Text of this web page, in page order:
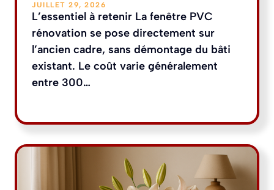
JUILLET 29, 2026
L’essentiel à retenir La fenêtre PVC
rénovation se pose directement sur
l’ancien cadre, sans démontage du bâti
existant. Le coût varie généralement
entre 300…